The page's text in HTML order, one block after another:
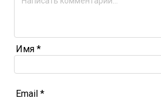
Имя *
Email *